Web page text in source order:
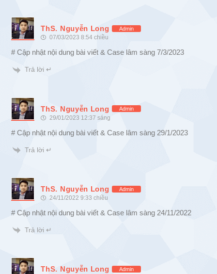
ThS. Nguyễn Long Admin
07/03/2023 8:54 chiều
# Cập nhật nội dung bài viết & Case lâm sàng 7/3/2023
Trả lời ↵
ThS. Nguyễn Long Admin
29/01/2023 12:37 sáng
# Cập nhật nội dung bài viết & Case lâm sàng 29/1/2023
Trả lời ↵
ThS. Nguyễn Long Admin
24/11/2022 9:33 chiều
# Cập nhật nội dung bài viết & Case lâm sàng 24/11/2022
Trả lời ↵
ThS. Nguyễn Long Admin